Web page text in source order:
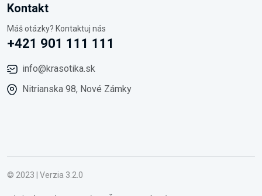
Kontakt
Máš otázky? Kontaktuj nás
+421 901 111 111
info@krasotika.sk
Nitrianska 98, Nové Zámky
© 2023 | Verzia 3.2.0